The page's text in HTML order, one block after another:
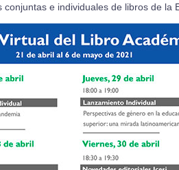
e individuales de libros de la